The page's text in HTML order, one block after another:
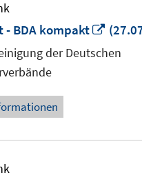
- BDA kompakt
In
Fenster
der Deutschen